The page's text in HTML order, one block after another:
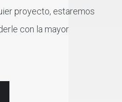
proyecto, estaremos
con la mayor